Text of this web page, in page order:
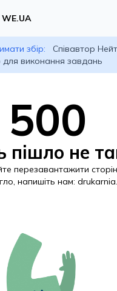
збір:
Співавтор Нейт
виконання завдань
500
пішло не
перезавантажити
напишіть нам: